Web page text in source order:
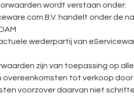
wordt verstaan onder:
B.V. handelt onder de
wederpartij van
zijn van toepassing op
tot verkoop
voorzover daarvan niet